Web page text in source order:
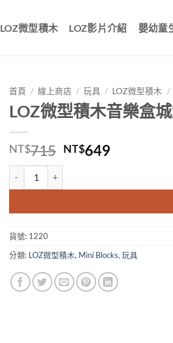
LOZ微型積木 LOZ影片介紹 嬰幼童
首頁 / 線上商店 / 玩具 / LOZ微型積木 /
LOZ微型積木音樂盒
NT$715 原
格：
NT$649目
格：
貨號: 1220
分類: LOZ微型積木, Mini Blocks, 玩具